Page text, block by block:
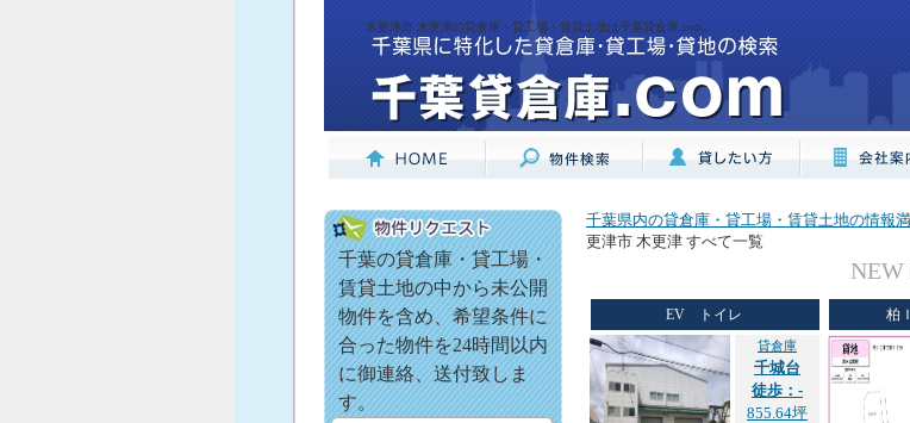
木更津市 木更津の貸倉庫・貸工場・賃貸土地は千葉貸倉庫.com。
千葉の貸倉庫・貸工場・
賃貸土地の中から未公開
物件を含め、希望条件に
合った物件を24時間以内
に御連絡、送付致しま
す。
千葉県内の貸倉庫・貸工場・賃貸土地の情報
更津市 木更津 すべて一覧
NEW
EV トイレ
貸倉庫
千城台
徒歩：-
855.64坪
柏